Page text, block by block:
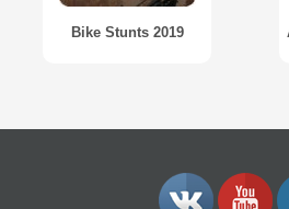
Bike Stunts 2019